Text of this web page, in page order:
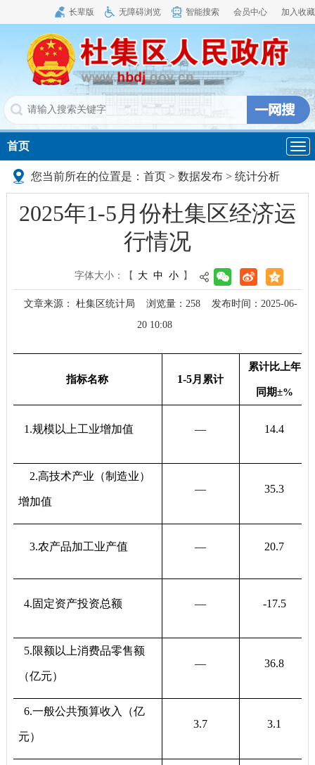
长辈版 无障碍浏览 智能搜索 会员中心 加入收藏
导
航
首页
您当前所在的位置是： 首页> 数据发布 > 统计分析
2025年1-5月份杜集区经济运
行情况
字体大小： 【 大 中 小 】
文章来源： 杜集区统计局 浏览量： 258
发布时间：2025-06-
20 10:08
指标名称 1-5月累计
累计比上年
同期±%
1.规模以上工业增加值 — 14.4
2.高技术产业 （制造业）
增加值
— 35.3
3.农产品加工业产值 — 20.7
4. 固定资产投资总额 — -17.5
5. 限额以上消费品零售额
（亿元）
— 36.8
6.一般公共预算收入（亿
元）
3.7 3.1